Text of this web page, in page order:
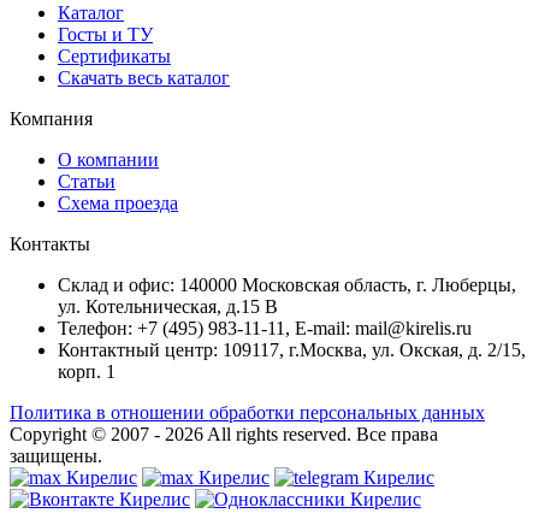
Каталог
Госты и ТУ
Сертификаты
Скачать весь каталог
Компания
О компании
Статьи
Схема проезда
Контакты
Склад и офис: 140000 Московская область, г. Люберцы,
ул. Котельническая, д.15 В
Телефон: +7 (495) 983-11-11, Е-mail: mail@kirelis.ru
Контактный центр: 109117, г.Москва, ул. Окская, д. 2/15,
корп. 1
Политика в отношении обработки персональных данных
Copyright © 2007 - 2026 All rights reserved. Все права
защищены.